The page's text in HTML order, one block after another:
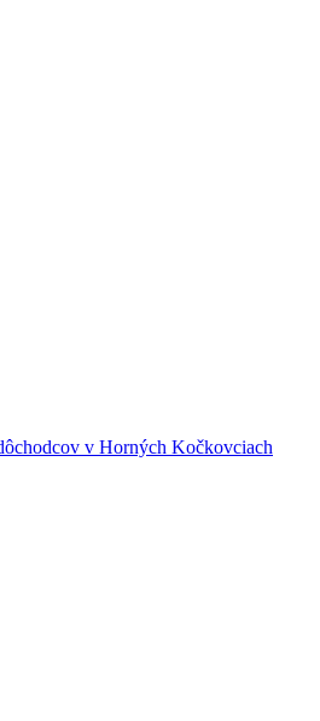
v Horných Kočkovciach